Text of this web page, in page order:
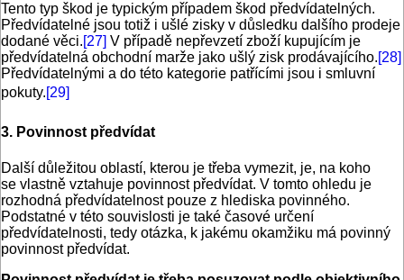
Tento typ škod je typickým případem škod předvídatelných.
Předvídatelné jsou totiž i ušlé zisky v důsledku dalšího prodeje
dodané věci.[27] V případě nepřevzetí zboží kupujícím je
předvídatelná obchodní marže jako ušlý zisk prodávajícího.[28]
Předvídatelnými a do této kategorie patřícími jsou i smluvní
pokuty.[29]
3. Povinnost předvídat
Další důležitou oblastí, kterou je třeba vymezit, je, na koho
se vlastně vztahuje povinnost předvídat. V tomto ohledu je
rozhodná předvídatelnost pouze z hlediska povinného.
Podstatné v této souvislosti je také časové určení
předvídatelnosti, tedy otázka, k jakému okamžiku má povinný
povinnost předvídat.